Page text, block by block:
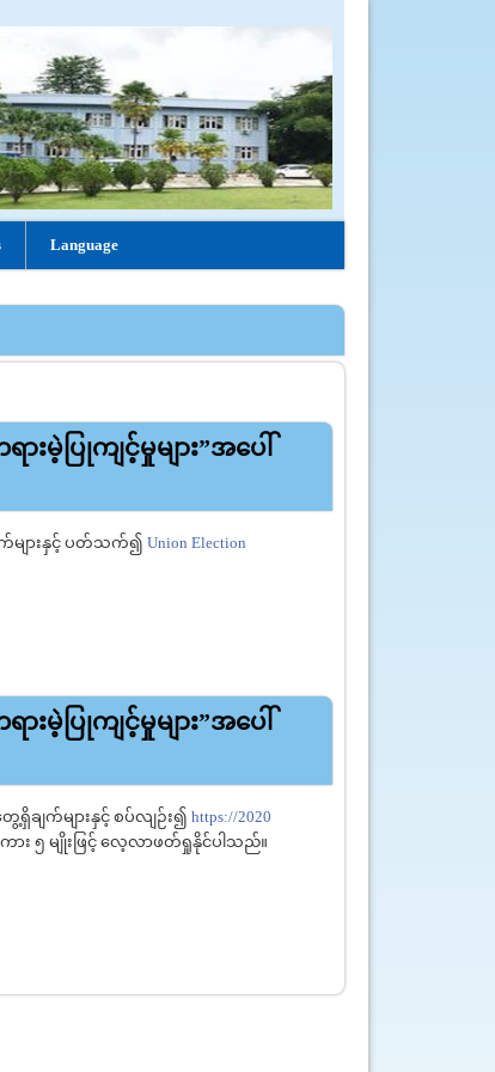
Language
ပြုကျင့်မှုများ”အပေါ်
က်များနှင့် ပတ်သက်၍ Union Election
ရားမဲ့ပြုကျင့်မှုများ”အပေါ် စုံစမ်းစစ်ဆေး
ပြုကျင့်မှုများ”အပေါ်
ချက်များနှင့် စပ်လျဉ်း၍ https://2020
ား ၅ မျိုးဖြင့် လေ့လာဖတ်ရှုနိုင်ပါသည်။
ရားမဲ့ပြုကျင့်မှုများ”အပေါ် စုံစမ်းစစ်ဆေး